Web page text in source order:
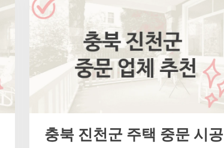
충북 진천군 주택 중문 시공